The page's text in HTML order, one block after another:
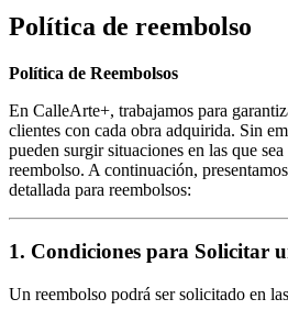
Política de reembolso
Política de Reembolsos
En CalleArte+, trabajamos para
clientes con cada obra adquirida. Sin
pueden surgir situaciones en las que
reembolso. A continuación,
detallada para reembolsos:
1. Condiciones para Solicitar
Un reembolso podrá ser solicitado en